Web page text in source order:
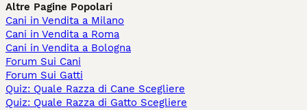
Altre Pagine Popolari
Cani in Vendita a Milano
Cani in Vendita a Roma
Cani in Vendita a Bologna
Forum Sui Cani
Forum Sui Gatti
Quiz: Quale Razza di Cane Scegliere
Quiz: Quale Razza di Gatto Scegliere